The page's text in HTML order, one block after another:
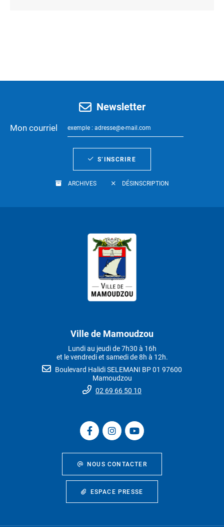
Newsletter
Mon courriel
S’INSCRIRE
ARCHIVES DÉSINSCRIPTION
Ville de Mamoudzou
Lundi au jeudi de 7h30 à 16h
et le vendredi et samedi de 8h à 12h.
Boulevard Halidi SELEMANI BP 01 97600
Mamoudzou
02 69 66 50 10
NOUS CONTACTER
ESPACE PRESSE